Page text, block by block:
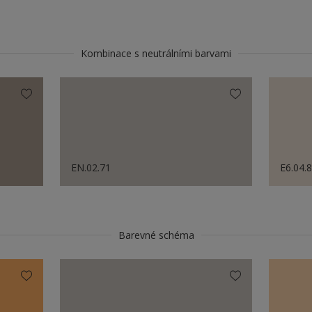
Kombinace s neutrálními barvami
EN.02.71
Barevné schéma